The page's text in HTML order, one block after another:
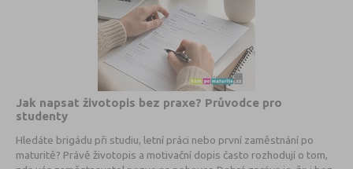
Jak napsat životopis bez praxe? Průvodce pro
studenty
Hledáte brigádu při studiu, letní práci nebo první zaměstnání po
maturitě? Právě životopis a motivační dopis často rozhodují o tom,